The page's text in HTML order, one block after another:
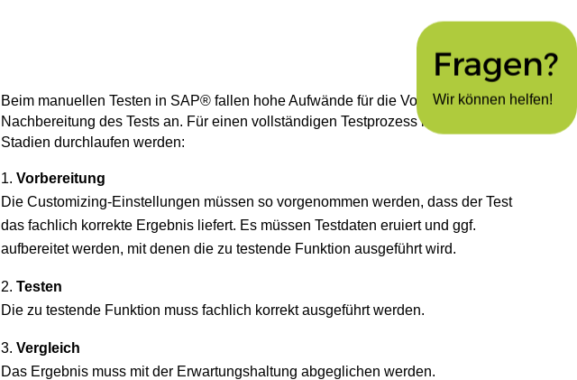
Beim manuellen Testen in SAP® fallen hohe Aufwände für die Vor- und
Nachbereitung des Tests an. Für einen vollständigen Testprozess müssen vier
Stadien durchlaufen werden:
Vorbereitung
Die Customizing-Einstellungen müssen so vorgenommen werden, dass der Test
das fachlich korrekte Ergebnis liefert. Es müssen Testdaten eruiert und ggf.
aufbereitet werden, mit denen die zu testende Funktion ausgeführt wird.
Testen
Die zu testende Funktion muss fachlich korrekt ausgeführt werden.
Vergleich
Das Ergebnis muss mit der Erwartungshaltung abgeglichen werden.
Fragen?
Wir können helfen!